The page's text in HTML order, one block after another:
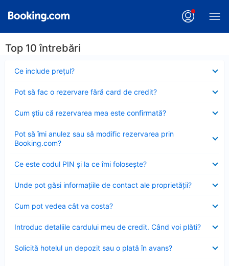
Top 10 întrebări
Ce include preţul?
închis
Pot să fac o rezervare fără card de credit?
închis
Cum ştiu că rezervarea mea este confirmată?
închis
Pot să îmi anulez sau să modific rezervarea prin
Booking.com?
închis
Ce este codul PIN şi la ce îmi foloseşte?
închis
Unde pot găsi informațiile de contact ale proprietății?
închis
Cum pot vedea cât va costa?
închis
Introduc detaliile cardului meu de credit. Când voi plăti?
închis
Solicită hotelul un depozit sau o plată în avans?
închis